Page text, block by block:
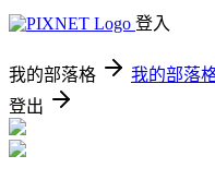
登入
我的部落格 我的部落
登出